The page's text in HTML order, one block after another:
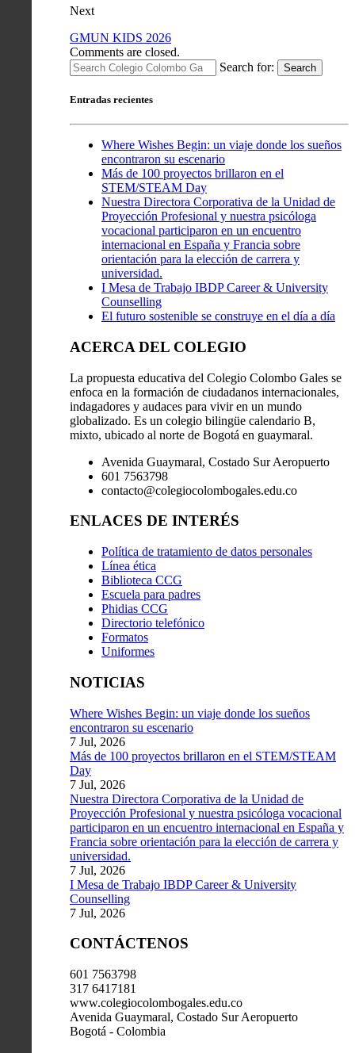
Next
GMUN KIDS 2026
Comments are closed.
Search for:
Search
Entradas recientes
Where Wishes Begin: un viaje donde los sueños
encontraron su escenario
Más de 100 proyectos brillaron en el
STEM/STEAM Day
Nuestra Directora Corporativa de la Unidad de
Proyección Profesional y nuestra psicóloga
vocacional participaron en un encuentro
internacional en España y Francia sobre
orientación para la elección de carrera y
universidad.
I Mesa de Trabajo IBDP Career & University
Counselling
El futuro sostenible se construye en el día a día
ACERCA DEL COLEGIO
La propuesta educativa del Colegio Colombo Gales se
enfoca en la formación de ciudadanos internacionales,
indagadores y audaces para vivir en un mundo
globalizado. Es un colegio bilingüe calendario B,
mixto, ubicado al norte de Bogotá en guaymaral.
Avenida Guaymaral, Costado Sur Aeropuerto
601 7563798
contacto@colegiocolombogales.edu.co
ENLACES DE INTERÉS
Política de tratamiento de datos personales
Línea ética
Biblioteca CCG
Escuela para padres
Phidias CCG
Directorio telefónico
Formatos
Uniformes
NOTICIAS
Where Wishes Begin: un viaje donde los sueños
encontraron su escenario
7 Jul, 2026
Más de 100 proyectos brillaron en el STEM/STEAM
Day
7 Jul, 2026
Nuestra Directora Corporativa de la Unidad de
Proyección Profesional y nuestra psicóloga vocacional
participaron en un encuentro internacional en España y
Francia sobre orientación para la elección de carrera y
universidad.
7 Jul, 2026
I Mesa de Trabajo IBDP Career & University
Counselling
7 Jul, 2026
CONTÁCTENOS
601 7563798
317 6417181
www.colegiocolombogales.edu.co
Avenida Guaymaral, Costado Sur Aeropuerto
Bogotá - Colombia